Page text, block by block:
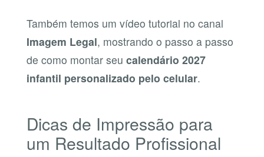
Também temos um vídeo tutorial no canal
Imagem Legal, mostrando o passo a passo
de como montar seu calendário 2027
infantil personalizado pelo celular.
Dicas de Impressão para
um Resultado Profissional